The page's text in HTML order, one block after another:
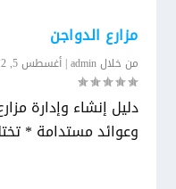
مزارع الدواجن
من خلالadmin
|أغسطس 5, 2012
وعوائد مستدامة *